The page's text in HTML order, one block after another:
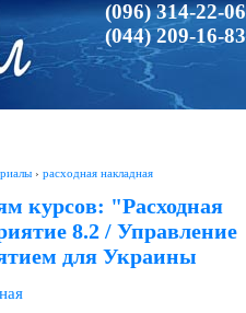
(096) 314-22-06
(044) 209-16-83
› расходная накладная
курсов: "Расходная
8.2 / Управление
для Украины